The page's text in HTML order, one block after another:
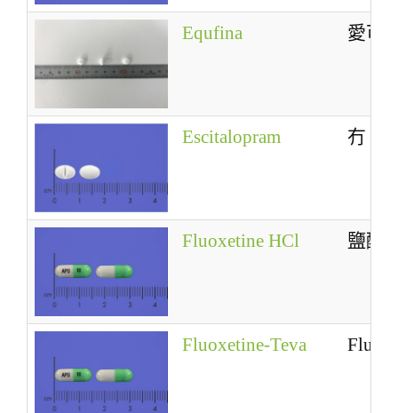
Equfina 愛可
Escitalopram 冇
Fluoxetine HCl 鹽酸
Fluoxetine-Teva